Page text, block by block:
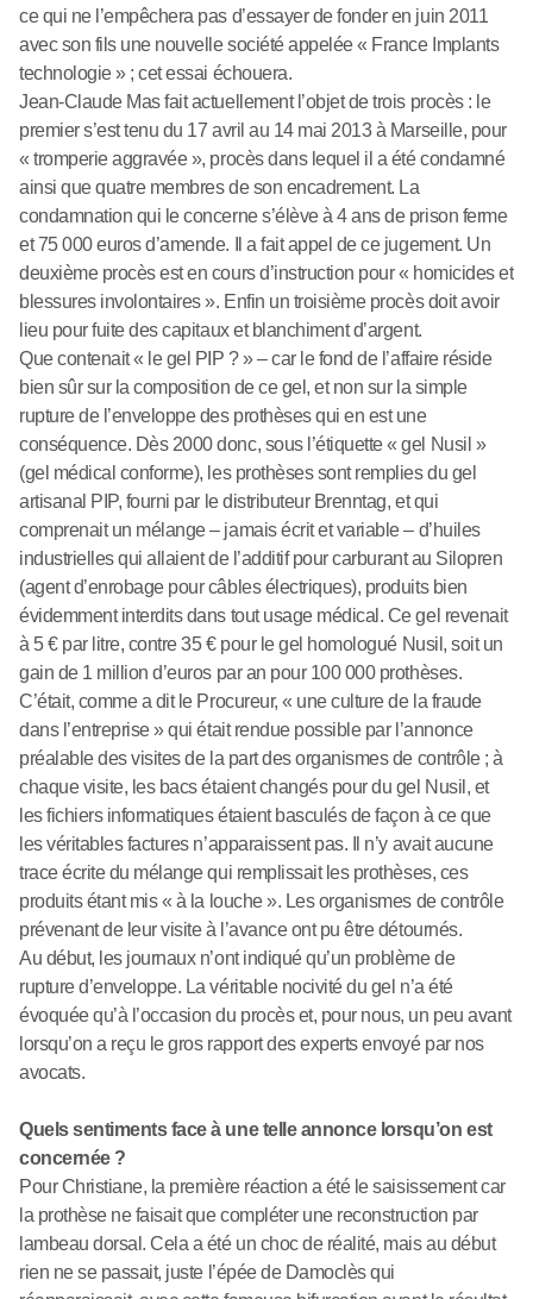
ce qui ne l’empêchera pas d’essayer de fonder en juin 2011
avec son fils une nouvelle société appelée « France Implants
technologie » ; cet essai échouera.
Jean-Claude Mas fait actuellement l’objet de trois procès : le
premier s’est tenu du 17 avril au 14 mai 2013 à Marseille, pour
« tromperie aggravée », procès dans lequel il a été condamné
ainsi que quatre membres de son encadrement. La
condamnation qui le concerne s’élève à 4 ans de prison ferme
et 75 000 euros d’amende. Il a fait appel de ce jugement. Un
deuxième procès est en cours d’instruction pour « homicides et
blessures involontaires ». Enfin un troisième procès doit avoir
lieu pour fuite des capitaux et blanchiment d’argent.
Que contenait « le gel PIP ? » – car le fond de l’affaire réside
bien sûr sur la composition de ce gel, et non sur la simple
rupture de l’enveloppe des prothèses qui en est une
conséquence. Dès 2000 donc, sous l’étiquette « gel Nusil »
(gel médical conforme), les prothèses sont remplies du gel
artisanal PIP, fourni par le distributeur Brenntag, et qui
comprenait un mélange – jamais écrit et variable – d’huiles
industrielles qui allaient de l’additif pour carburant au Silopren
(agent d’enrobage pour câbles électriques), produits bien
évidemment interdits dans tout usage médical. Ce gel revenait
à 5 € par litre, contre 35 € pour le gel homologué Nusil, soit un
gain de 1 million d’euros par an pour 100 000 prothèses.
C’était, comme a dit le Procureur, « une culture de la fraude
dans l’entreprise » qui était rendue possible par l’annonce
préalable des visites de la part des organismes de contrôle ; à
chaque visite, les bacs étaient changés pour du gel Nusil, et
les fichiers informatiques étaient basculés de façon à ce que
les véritables factures n’apparaissent pas. Il n’y avait aucune
trace écrite du mélange qui remplissait les prothèses, ces
produits étant mis « à la louche ». Les organismes de contrôle
prévenant de leur visite à l’avance ont pu être détournés.
Au début, les journaux n’ont indiqué qu’un problème de
rupture d’enveloppe. La véritable nocivité du gel n’a été
évoquée qu’à l’occasion du procès et, pour nous, un peu avant
lorsqu’on a reçu le gros rapport des experts envoyé par nos
avocats.
Quels sentiments face à une telle annonce lorsqu’on est
concernée ?
Pour Christiane, la première réaction a été le saisissement car
la prothèse ne faisait que compléter une reconstruction par
lambeau dorsal. Cela a été un choc de réalité, mais au début
rien ne se passait, juste l’épée de Damoclès qui